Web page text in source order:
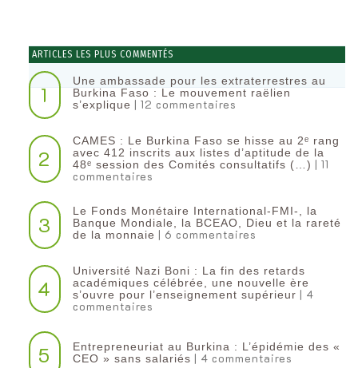
ARTICLES LES PLUS COMMENTÉS
1
Une ambassade pour les extraterrestres au
Burkina Faso : Le mouvement raëlien
s’explique | 12 commentaires
2
CAMES : Le Burkina Faso se hisse au 2ᵉ rang
avec 412 inscrits aux listes d’aptitude de la
48ᵉ session des Comités consultatifs (…) | 11
commentaires
3
Le Fonds Monétaire International-FMI-, la
Banque Mondiale, la BCEAO, Dieu et la rareté
de la monnaie | 6 commentaires
4
Université Nazi Boni : La fin des retards
académiques célébrée, une nouvelle ère
s’ouvre pour l’enseignement supérieur | 4
commentaires
5
Entrepreneuriat au Burkina : L’épidémie des «
CEO » sans salariés | 4 commentaires